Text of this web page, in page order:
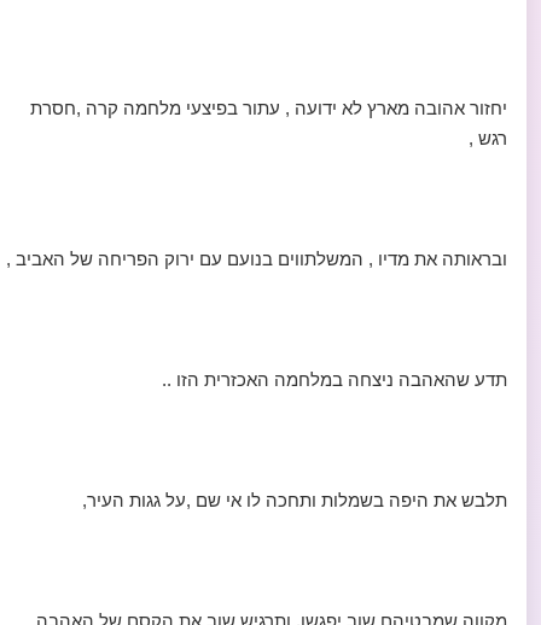
יחזור אהובה מארץ לא ידועה , עתור בפיצעי מלחמה קרה ,חסרת
רגש ,
ובראותה את מדיו , המשלתווים בנועם עם ירוק הפריחה של האביב ,
תדע שהאהבה ניצחה במלחמה האכזרית הזו ..
תלבש את היפה בשמלות ותחכה לו אי שם ,על גגות העיר,
מקווה שמבטיהם שוב יפגשו, ותרגיש שוב את הקסם של האהבה